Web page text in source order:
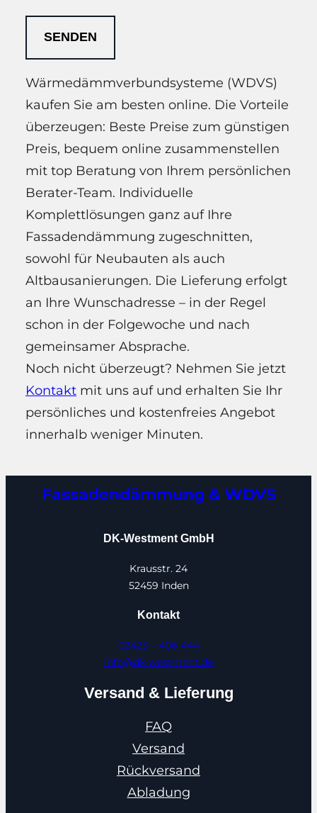
Wärmedämmverbundsysteme (WDVS)
kaufen Sie am besten online. Die Vorteile
überzeugen: Beste Preise zum günstigen
Preis, bequem online zusammenstellen
mit top Beratung von Ihrem persönlichen
Berater-Team. Individuelle
Komplettlösungen ganz auf Ihre
Fassadendämmung zugeschnitten,
sowohl für Neubauten als auch
Altbausanierungen. Die Lieferung erfolgt
an Ihre Wunschadresse – in der Regel
schon in der Folgewoche und nach
gemeinsamer Absprache.
Noch nicht überzeugt? Nehmen Sie jetzt
Kontakt mit uns auf und erhalten Sie Ihr
persönliches und kostenfreies Angebot
innerhalb weniger Minuten.
Fassadendämmung & WDVS
DK-Westment GmbH
Krausstr. 24
52459 Inden
Kontakt
02423 – 406 444
info@dk-westment.de
Versand & Lieferung
FAQ
Versand
Rückversand
Abladung